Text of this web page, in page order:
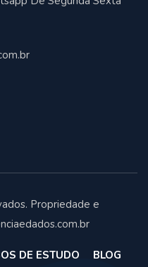
Propriedade e
DE ESTUDO BLOG